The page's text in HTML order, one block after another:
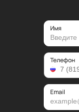
Имя
Телефон
Email